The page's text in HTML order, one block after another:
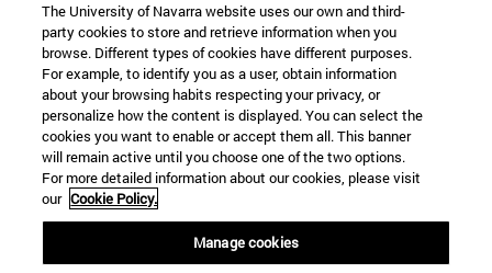
The University of Navarra website uses our own and third-
party cookies to store and retrieve information when you
browse. Different types of cookies have different purposes.
For example, to identify you as a user, obtain information
about your browsing habits respecting your privacy, or
personalize how the content is displayed. You can select the
cookies you want to enable or accept them all. This banner
will remain active until you choose one of the two options.
For more detailed information about our cookies, please visit
our Cookie Policy.
Manage cookies